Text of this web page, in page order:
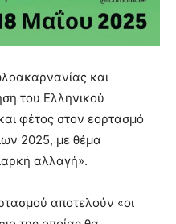
και
του Ελληνικού
φέτος στον εορτασμό
2025, με θέμα
αλλαγή».
αποτελούν «οι